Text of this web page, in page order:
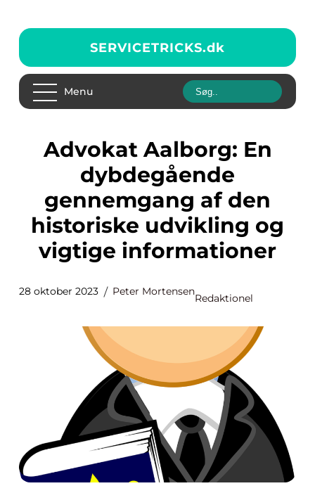
SERVICETRICKS.dk
Menu
Advokat Aalborg: En
dybdegående
gennemgang af den
historiske udvikling og
vigtige informationer
28 oktober 2023 Peter Mortensen
Redaktionel